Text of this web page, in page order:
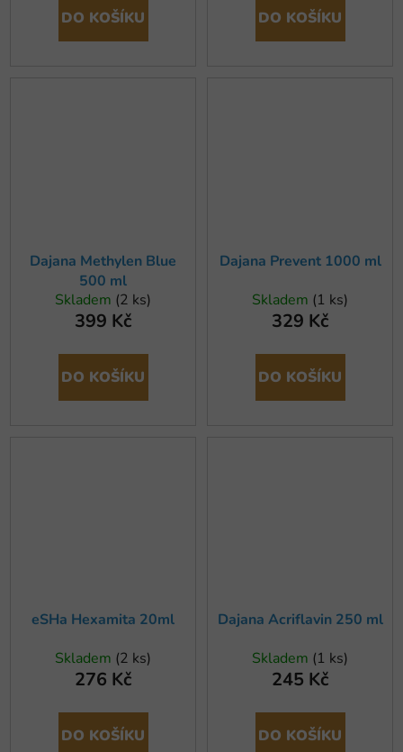
DO KOŠÍKU DO KOŠÍKU
Dajana Methylen Blue
500 ml
Skladem (2 ks)
399 Kč
DO KOŠÍKU
Dajana Prevent 1000 ml
Skladem (1 ks)
329 Kč
DO KOŠÍKU
eSHa Hexamita 20ml
Skladem (2 ks)
276 Kč
DO KOŠÍKU
Dajana Acriflavin 250 ml
Skladem (1 ks)
245 Kč
DO KOŠÍKU